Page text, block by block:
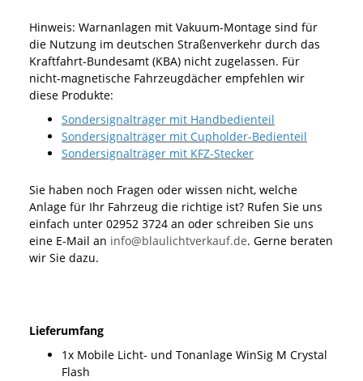
Hinweis: Warnanlagen mit Vakuum-Montage sind für
die Nutzung im deutschen Straßenverkehr durch das
Kraftfahrt-Bundesamt (KBA) nicht zugelassen. Für
nicht-magnetische Fahrzeugdächer empfehlen wir
diese Produkte:
Sondersignalträger mit Handbedienteil
Sondersignalträger mit Cupholder-Bedienteil
Sondersignalträger mit KFZ-Stecker
Sie haben noch Fragen oder wissen nicht, welche
Anlage für Ihr Fahrzeug die richtige ist? Rufen Sie uns
einfach unter 02952 3724 an oder schreiben Sie uns
eine E-Mail an info@blaulichtverkauf.de. Gerne beraten
wir Sie dazu.
Lieferumfang
1x Mobile Licht- und Tonanlage WinSig M Crystal
Flash